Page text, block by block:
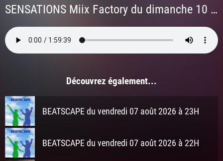
SENSATIONS Miix Factory du dimanche 10 mai 2026 à minuit
Découvrez également...
BEATSCAPE du vendredi 07 août 2026 à 23H
BEATSCAPE du vendredi 07 août 2026 à 22H